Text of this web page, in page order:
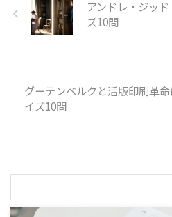
アンドレ・ジッ
ズ10問
グーテンベルクと活版印刷革
イズ10問